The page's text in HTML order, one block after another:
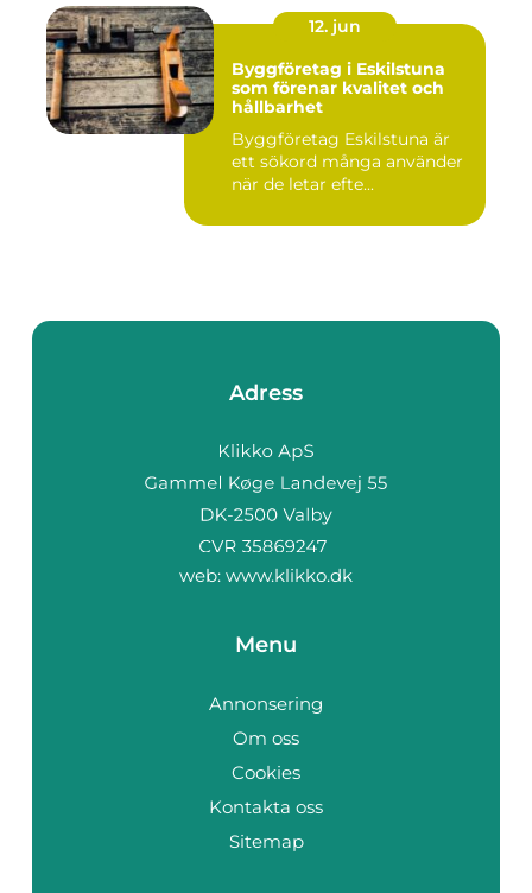
12. jun
Byggföretag i Eskilstuna
som förenar kvalitet och
hållbarhet
Byggföretag Eskilstuna är
ett sökord många använder
när de letar efte...
Adress
web: www.klikko.dk
Menu
Annonsering
Om oss
Cookies
Kontakta oss
Sitemap